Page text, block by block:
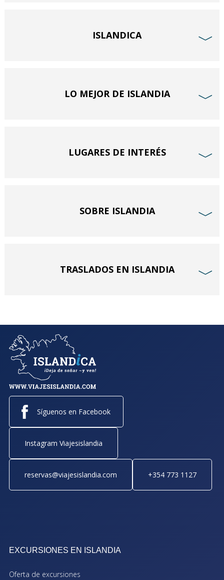
ISLANDICA ﹀
LO MEJOR DE ISLANDIA ﹀
LUGARES DE INTERÉS ﹀
SOBRE ISLANDIA ﹀
TRASLADOS EN ISLANDIA ﹀
Síguenos en Facebook
Instagram Viajesislandia
reservas@viajesislandia.com +354 773 1127
EXCURSIONES EN ISLANDIA
Oferta de excursiones